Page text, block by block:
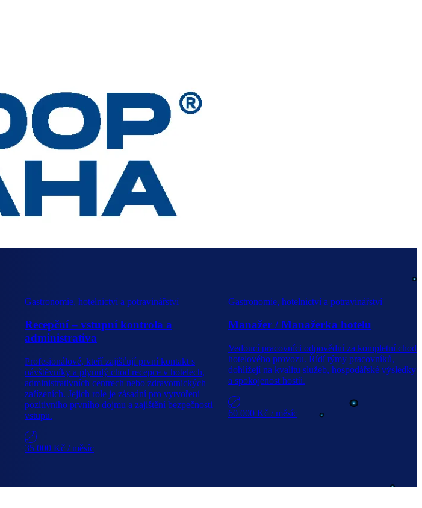
Gastronomie, hotelnictví a potravinářství
Recepční – vstupní kontrola a
administrativa
Profesionálové, kteří zajišťují první kontakt s
návštěvníky a plynulý chod recepce v hotelech,
administrativních centrech nebo zdravotnických
zařízeních. Jejich role je zásadní pro vytvoření
pozitivního prvního dojmu a zajištění bezpečnosti
vstupu.
35 000 Kč / měsíc
Gastronomie, hotelnictví a potravinářství
Manažer / Manažerka hotelu
Vedoucí pracovníci odpovědní za kompletní chod
hotelového provozu. Řídí týmy pracovníků,
dohlížejí na kvalitu služeb, hospodářské výsledky
a spokojenost hostů.
60 000 Kč / měsíc